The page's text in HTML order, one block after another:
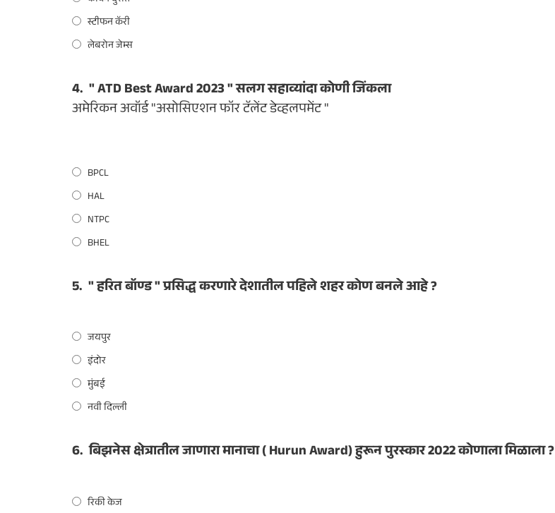
स्टीफन कॅरी
लेबरोन जेम्स
4. " ATD Best Award 2023 " सलग सहाव्यांदा कोणी जिंकला
अमेरिकन अवॉर्ड "असोसिएशन फॉर टॅलेंट डेव्हलपमेंट "
BPCL
HAL
NTPC
BHEL
5. " हरित बॉण्ड " प्रसिद्ध करणारे देशातील पहिले शहर कोण बनले आहे ?
जयपुर
इंदोर
मुंबई
नवी दिल्ली
6. बिझनेस क्षेत्रातील जाणारा मानाचा ( Hurun Award) हुरून पुरस्कार 2022 कोणाला मिळाला ?
रिकी केज